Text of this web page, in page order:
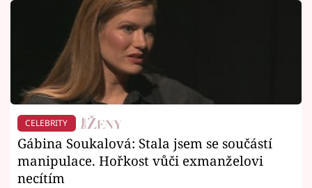
CELEBRITY
Gábina Soukalová: Stala jsem se součástí
manipulace. Hořkost vůči exmanželovi
necítím